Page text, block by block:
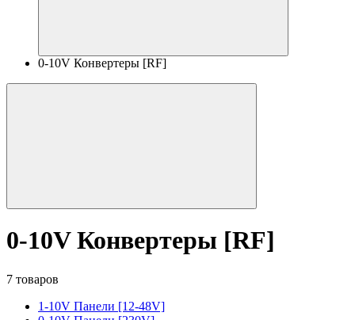
0-10V Конвертеры [RF]
0-10V Конвертеры [RF]
7 товаров
1-10V Панели [12-48V]